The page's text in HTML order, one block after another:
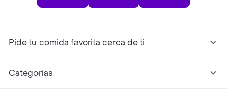
Pide tu comida favorita cerca de ti
Categorías